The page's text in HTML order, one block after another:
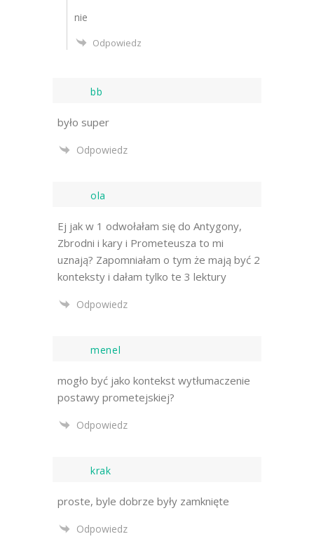
nie
Odpowiedz
bb
było super
Odpowiedz
ola
Ej jak w 1 odwołałam się do Antygony,
Zbrodni i kary i Prometeusza to mi
uznają? Zapomniałam o tym że mają być 2
konteksty i dałam tylko te 3 lektury
Odpowiedz
menel
mogło być jako kontekst wytłumaczenie
postawy prometejskiej?
Odpowiedz
krak
proste, byle dobrze były zamknięte
Odpowiedz